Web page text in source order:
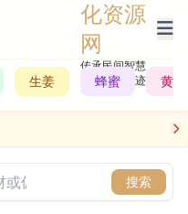
化资源
网
传承民间智慧，
记录历史轨迹
生姜 蜂蜜 黄芪
搜索